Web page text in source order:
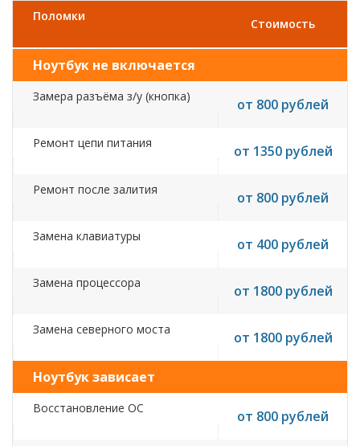
Поломки
Стоимость
Ноутбук не включается
Замера разъёма з/у (кнопка) от 800 рублей
Ремонт цепи питания от 1350 рублей
Ремонт после залития от 800 рублей
Замена клавиатуры от 400 рублей
Замена процессора от 1800 рублей
Замена северного моста от 1800 рублей
Ноутбук зависает
Восстановление ОС от 800 рублей